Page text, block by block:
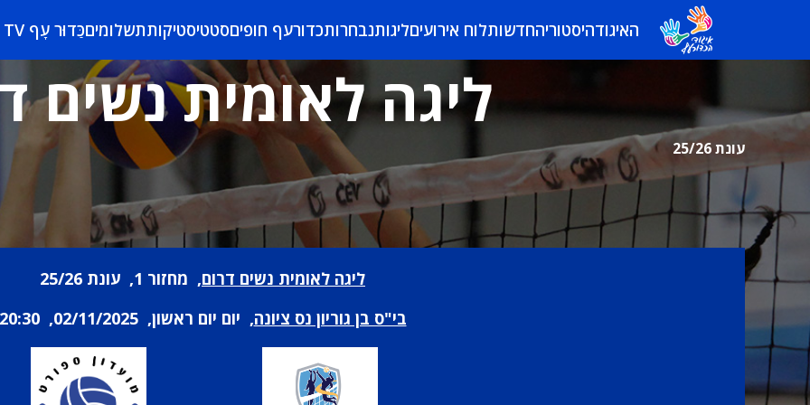
האיגודהיסטוריהחדשותלוח אירועיםליגותנבחרותכדורעף חופיםסטטיסטיקותתשלומיםכַּדוּר עָף TV
ליגה לאומית נשים
עונת 25/26
ליגה לאומית נשים דרום, מחזור 1, עונת 25/26
בי"ס בן גוריון נס ציונה, יום יום ראשון, 02/11/2025, 20:30